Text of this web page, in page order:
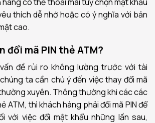
thích dễ nhớ hoặc có ý nghĩa với bản
cao.
đổi mã PIN thẻ ATM?
đề rủi ro không lường trước với tài
ta cần chú ý đến việc thay đổi mã
xuyên. Thông thường khi các các
ATM, thì khách hàng phải đổi mã PIN để
với việc đổi mật khẩu những lần sau,